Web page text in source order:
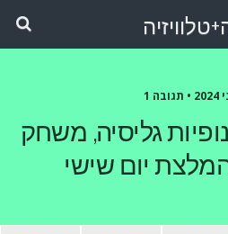
תגובה 1
גליסיה, משחק
יום שישי